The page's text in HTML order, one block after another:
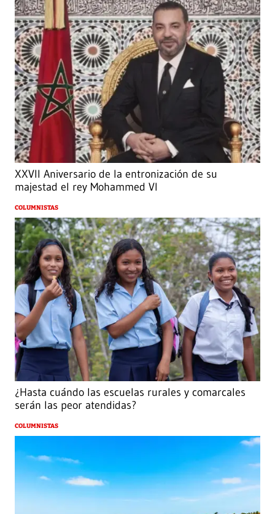
XXVII Aniversario de la entronización de su
majestad el rey Mohammed VI
COLUMNISTAS
¿Hasta cuándo las escuelas rurales y comarcales
serán las peor atendidas?
COLUMNISTAS